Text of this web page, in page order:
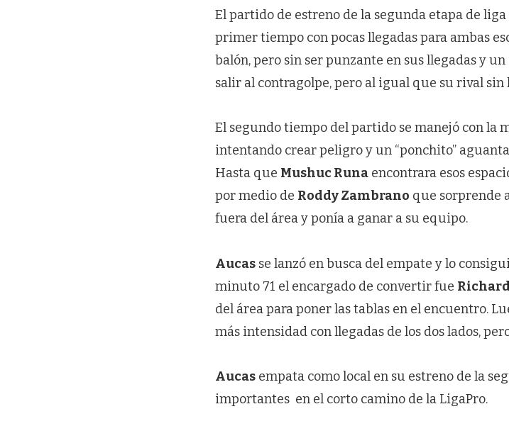
El partido de estreno de la segunda etapa de liga
primer tiempo con pocas llegadas para ambas
balón, pero sin ser punzante en sus llegadas y
salir al contragolpe, pero al igual que su rival sin
El segundo tiempo del partido se manejó con la
intentando crear peligro y un “ponchito”
Hasta que Mushuc Runa encontrara esos
por medio de Roddy Zambrano que sorprende
fuera del área y ponía a ganar a su equipo.
Aucas se lanzó en busca del empate y lo
minuto 71 el encargado de convertir fue
del área para poner las tablas en el encuentro.
más intensidad con llegadas de los dos lados,
Aucas empata como local en su estreno de la
importantes en el corto camino de la LigaPro.